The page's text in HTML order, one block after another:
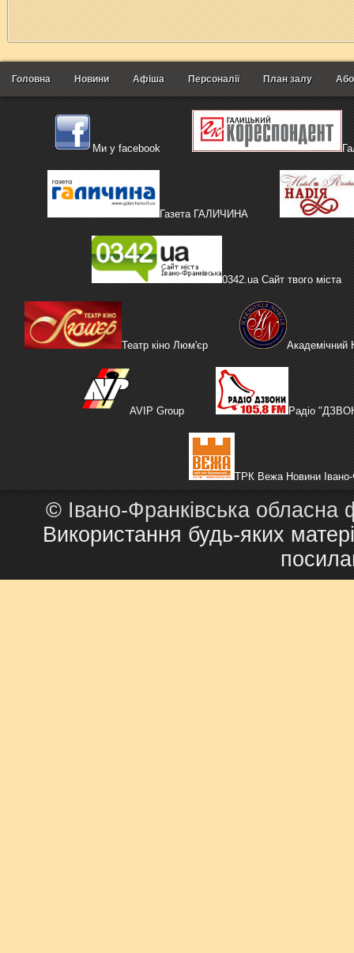
Головна Новини Афіша Персоналії План залу
Ми у facebook
Газета ГАЛИЧИНА
0342.ua Сайт твого міста
Театр кіно Люм'єр Академічний
AVIP Group Радіо
ТРК Вежа Новини Івано-
© Івано-Франківська обласна
Використання будь-яких